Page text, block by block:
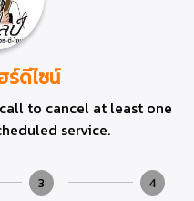
ร์ดีไซน์
to cancel at least one
service.
3 4